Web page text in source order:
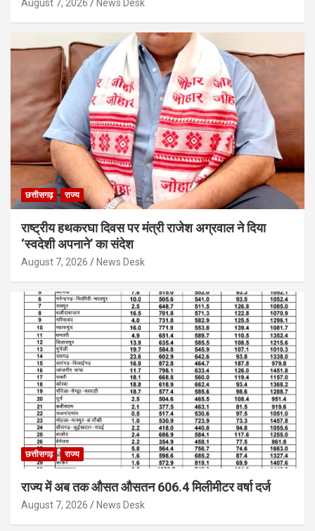
August 7, 2026 News Desk
छत्तीसगढ़ राज्य
राष्ट्रीय हथकरघा दिवस पर मंत्री राजेश अग्रवाल ने दिया
‘स्वदेशी अपनाने’ का संदेश
August 7, 2026 News Desk
छत्तीसगढ़ राज्य
राज्य में अब तक औसत औसतन 606.4 मिलीमीटर वर्षा दर्ज
August 7, 2026 News Desk